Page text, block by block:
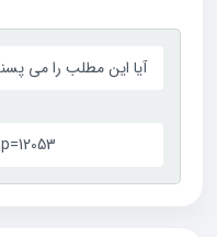
آیا این مطلب را می